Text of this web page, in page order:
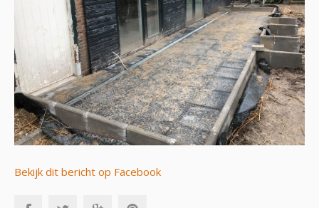
Bekijk dit bericht op Facebook